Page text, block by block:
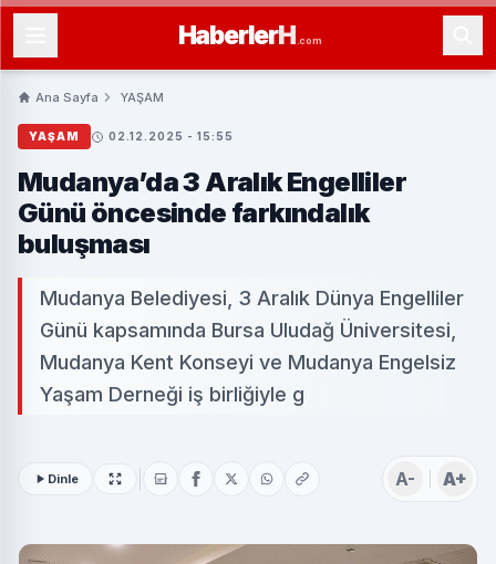
HaberlerH .com
Ana Sayfa YAŞAM
YAŞAM 02.12.2025 - 15:55
Mudanya’da 3 Aralık Engelliler
Günü öncesinde farkındalık
buluşması
Mudanya Belediyesi, 3 Aralık Dünya Engelliler
Günü kapsamında Bursa Uludağ Üniversitesi,
Mudanya Kent Konseyi ve Mudanya Engelsiz
Yaşam Derneği iş birliğiyle g
Dinle A- A+